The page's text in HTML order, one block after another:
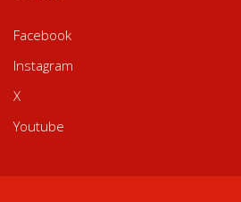
Facebook
Instagram
X
Youtube